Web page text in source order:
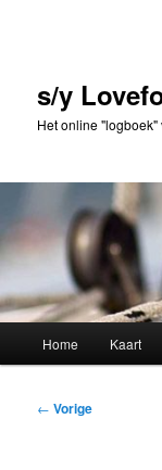
inhouds/y
Het online
Home Kaart
Bericht
← Vorige